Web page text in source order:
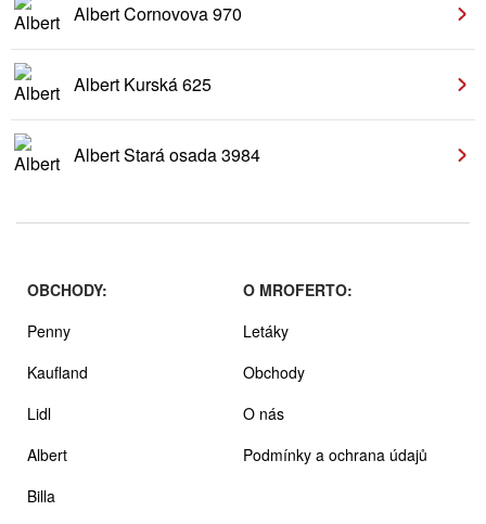
Albert Cornovova 970
Albert Kurská 625
Albert Stará osada 3984
OBCHODY:
Penny
Kaufland
Lidl
Albert
Billa
O MROFERTO:
Letáky
Obchody
O nás
Podmínky a ochrana údajů